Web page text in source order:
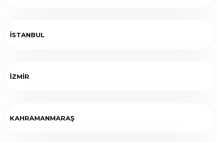
İSTANBUL
İZMİR
KAHRAMANMARAŞ